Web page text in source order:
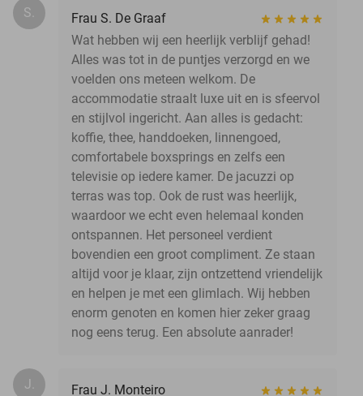
S.
Frau S. De Graaf
Wat hebben wij een heerlijk verblijf gehad!
Alles was tot in de puntjes verzorgd en we
voelden ons meteen welkom. De
accommodatie straalt luxe uit en is sfeervol
en stijlvol ingericht. Aan alles is gedacht:
koffie, thee, handdoeken, linnengoed,
comfortabele boxsprings en zelfs een
televisie op iedere kamer. De jacuzzi op
terras was top. Ook de rust was heerlijk,
waardoor we echt even helemaal konden
ontspannen. Het personeel verdient
bovendien een groot compliment. Ze staan
altijd voor je klaar, zijn ontzettend vriendelijk
en helpen je met een glimlach. Wij hebben
enorm genoten en komen hier zeker graag
nog eens terug. Een absolute aanrader!
J.
Frau J. Monteiro